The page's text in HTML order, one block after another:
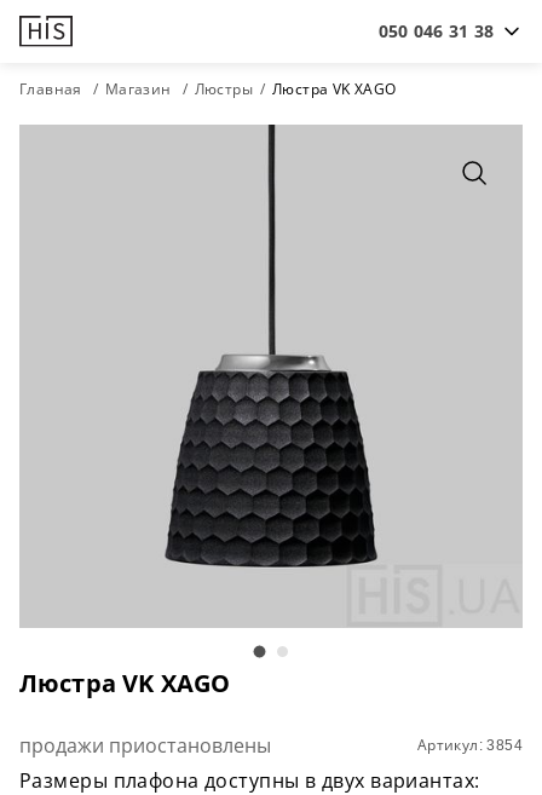
050 046 31 38
Главная Магазин Люстры Люстра VK XAGO
Люстра VK XAGO
Артикул: 3854
продажи приостановлены
Размеры плафона доступны в двух вариантах: